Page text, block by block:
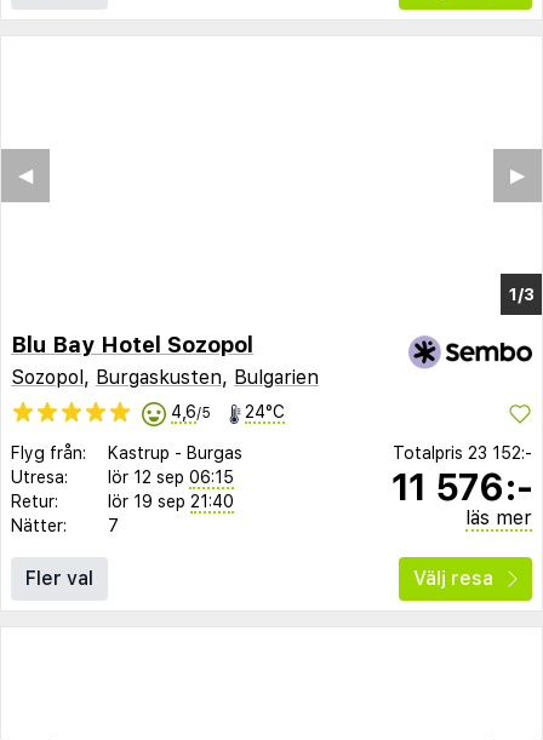
Blu Bay Hotel Sozopol
Sozopol , Burgaskusten, Bulgarien
4,6/5 24°C
Flyg från: Kastrup - Burgas
Utresa:
lör 12 sep 06:15
Retur:
lör 19 sep 21:40
Nätter:
7
Totalpris 23 152:-
11 576:-
läs mer
Fler val Välj resa